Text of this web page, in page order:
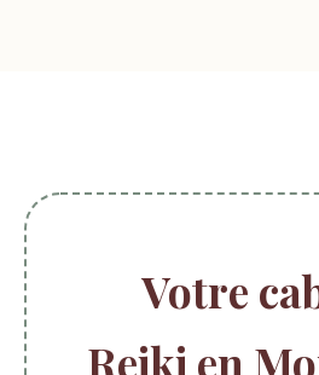
Votre
Reiki en